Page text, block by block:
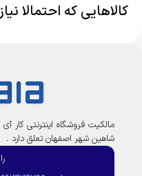
کالاهایی که احتمالا
مالکیت فروشگاه اینترنتی کار
شاهین شهر اصفهان تعلق دارد .